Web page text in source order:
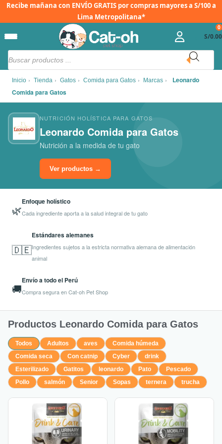
Recibe mañana con ENVÍO GRATISpor compras mayores a S/100 a
Lima Metropolitana*
Búsqueda
de
productos
S/0.00
0
Inicio › Tienda › Gatos › Comida para Gatos › Marcas ›
Leonardo
Comida para Gatos
NUTRICIÓN HOLÍSTICA PARA GATOS
Leonardo Comida para Gatos
Nutrición a la medida de tu gato
Ver productos →
🌿
Enfoque holístico
Cada ingrediente aporta a la salud integral de tu gato
🇩🇪
Estándares alemanes
Ingredientes sujetos a la estricta normativa alemana de alimentación
animal
🚚
Envío a todo el Perú
Compra segura en Cat-oh Pet Shop
Productos Leonardo Comida para Gatos
Todos Adultos aves
Comida húmeda
Comida seca
Con catnip Cyber
drink
Esterilizado
Gatitos leonardo Pato
Pescado
Pollo
salmón Senior Sopas ternera trucha